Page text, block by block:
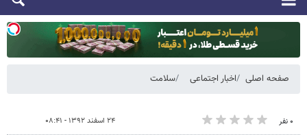
صفحه اصلی اخبار اجتماعی سلامت
۰ نفر ۲۴ اسفند ۱۳۹۲ - ۰۸:۴۱